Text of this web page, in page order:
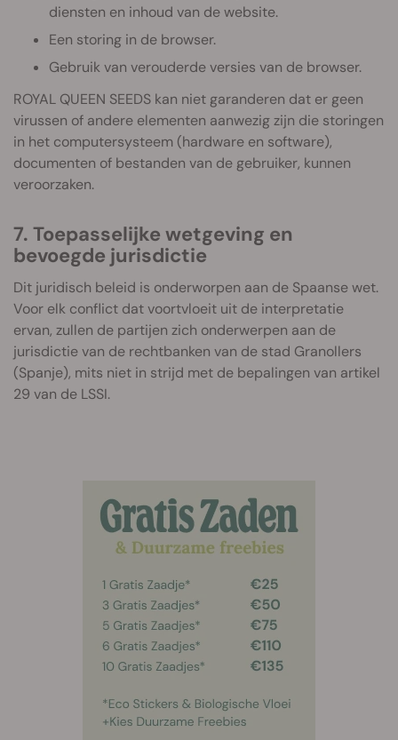
diensten en inhoud van de website.
Een storing in de browser.
Gebruik van verouderde versies van de browser.
ROYAL QUEEN SEEDS kan niet garanderen dat er geen
virussen of andere elementen aanwezig zijn die storingen
in het computersysteem (hardware en software),
documenten of bestanden van de gebruiker, kunnen
veroorzaken.
7. Toepasselijke wetgeving en
bevoegde jurisdictie
Dit juridisch beleid is onderworpen aan de Spaanse wet.
Voor elk conflict dat voortvloeit uit de interpretatie
ervan, zullen de partijen zich onderwerpen aan de
jurisdictie van de rechtbanken van de stad Granollers
(Spanje), mits niet in strijd met de bepalingen van artikel
29 van de LSSI.